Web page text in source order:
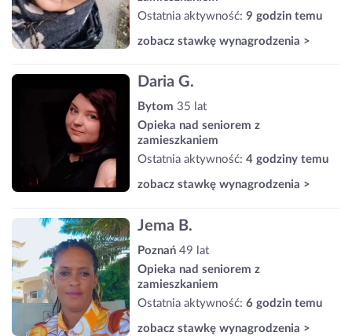
Ostatnia aktywność: 9 godzin temu
zobacz stawkę wynagrodzenia >
Daria G.
Bytom 35 lat
Opieka nad seniorem z
zamieszkaniem
Ostatnia aktywność: 4 godziny temu
zobacz stawkę wynagrodzenia >
Jema B.
Poznań 49 lat
Opieka nad seniorem z
zamieszkaniem
Ostatnia aktywność: 6 godzin temu
zobacz stawkę wynagrodzenia >